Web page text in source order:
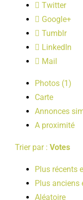
PUBLICATIONS
Twitter
Google+
Tumblr
LinkedIn
Mail
Photos (1)
Carte
Annonces
A proximité
Trier par : Votes
Plus récents
Plus anciens
Aléatoire